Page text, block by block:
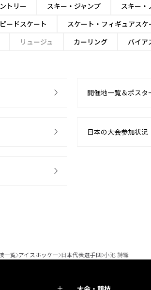
トリー スキー・ジャンプ スキー・
ードスケート スケート・フィギュアスケ
リュージュ カーリング バイア
開催地一覧＆ポスタ
日本の大会参加状況
一覧 アイスホッケー 日本代表選手団 小池 詩織